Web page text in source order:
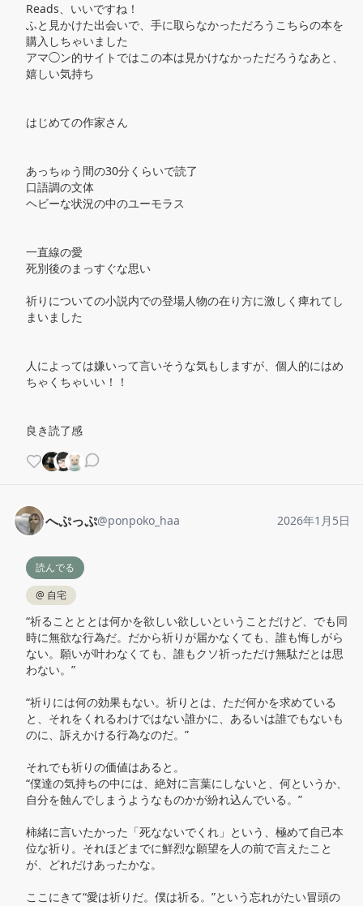
Reads、いいですね！
ふと見かけた出会いで、手に取らなかっただろうこちらの本を
購入しちゃいました
アマ◯ン的サイトではこの本は見かけなかっただろうなあと、
嬉しい気持ち
はじめての作家さん
あっちゅう間の30分くらいで読了
口語調の文体
ヘビーな状況の中のユーモラス
一直線の愛
死別後のまっすぐな思い
祈りについての小説内での登場人物の在り方に激しく痺れてし
まいました
人によっては嫌いって言いそうな気もしますが、個人的にはめ
ちゃくちゃいい！！
良き読了感
へぷっぷ@ponpoko_haa 2026年1月5日
読んでる
@ 自宅
“祈ることととは何かを欲しい欲しいということだけど、でも同
時に無欲な行為だ。だから祈りが届かなくても、誰も悔しがら
ない。願いが叶わなくても、誰もクソ祈っただけ無駄だとは思
わない。”
“祈りには何の効果もない。祈りとは、ただ何かを求めている
と、それをくれるわけではない誰かに、あるいは誰でもないも
のに、訴えかける行為なのだ。”
それでも祈りの価値はあると。
“僕達の気持ちの中には、絶対に言葉にしないと、何というか、
自分を蝕んでしまうようなものかが紛れ込んでいる。”
柿緒に言いたかった「死なないでくれ」という、極めて自己本
位な祈り。それほどまでに鮮烈な願望を人の前で言えたこと
が、どれだけあったかな。
ここにきて“愛は祈りだ。僕は祈る。”という忘れがたい冒頭の